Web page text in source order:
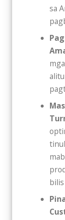
sa